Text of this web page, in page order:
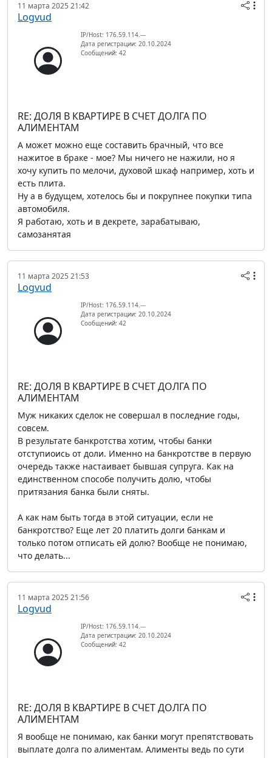
11 марта 2025 21:42
Logvud
IP/Host: 176.59.114.---
Дата регистрации: 20.10.2024
Сообщений: 42
RE: ДОЛЯ В КВАРТИРЕ В СЧЕТ ДОЛГА ПО
АЛИМЕНТАМ
А может можно еще составить брачный, что все
нажитое в браке - мое? Мы ничего не нажили, но я
хочу купить по мелочи, духовой шкаф например, хоть и
есть плита.
Ну а в будущем, хотелось бы и покрупнее покупки типа
автомобиля.
Я работаю, хоть и в декрете, зарабатываю,
самозанятая
11 марта 2025 21:53
Logvud
IP/Host: 176.59.114.---
Дата регистрации: 20.10.2024
Сообщений: 42
RE: ДОЛЯ В КВАРТИРЕ В СЧЕТ ДОЛГА ПО
АЛИМЕНТАМ
Муж никаких сделок не совершал в последние годы,
совсем.
В результате банкротства хотим, чтобы банки
отступиоись от доли. Именно на банкротстве в первую
очередь также настаивает бывшая супруга. Как на
единственном способе получить долю, чтобы
притязания банка были сняты.
А как нам быть тогда в этой ситуации, если не
банкротство? Еще лет 20 платить долги банкам и
только потом отписать ей долю? Вообще не понимаю,
что делать...
11 марта 2025 21:56
Logvud
IP/Host: 176.59.114.---
Дата регистрации: 20.10.2024
Сообщений: 42
RE: ДОЛЯ В КВАРТИРЕ В СЧЕТ ДОЛГА ПО
АЛИМЕНТАМ
Я вообще не понимаю, как банки могут препятствовать
выплате долга по алиментам. Алименты ведь по сути